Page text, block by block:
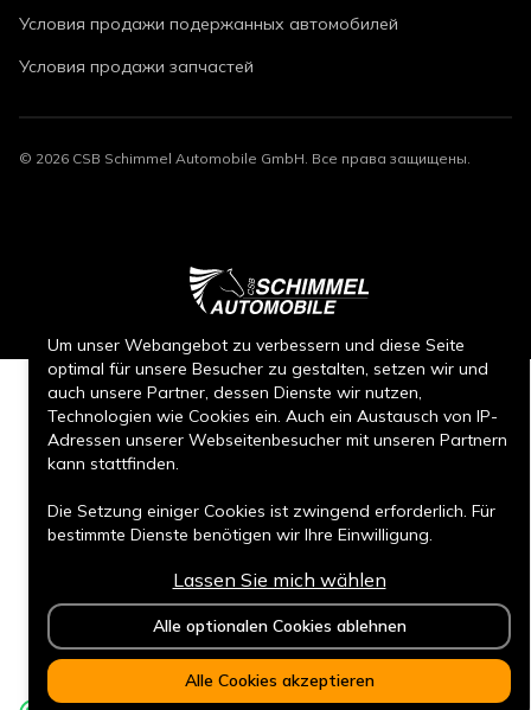
Условия продажи подержанных автомобилей
Условия продажи запчастей
© 2026 CSB Schimmel Automobile GmbH. Все права защищены.
Um unser Webangebot zu verbessern und diese Seite
optimal für unsere Besucher zu gestalten, setzen wir und
auch unsere Partner, dessen Dienste wir nutzen,
Technologien wie Cookies ein. Auch ein Austausch von IP-
Adressen unserer Webseitenbesucher mit unseren Partnern
kann stattfinden.
Die Setzung einiger Cookies ist zwingend erforderlich. Für
bestimmte Dienste benötigen wir Ihre Einwilligung.
Durch den Klick auf „Alle Cookies akzeptieren“, willigen Sie
(jederzeit für die Zukunft widerruflich) in alle
Datenverarbeitungen (Setzung von Cookies und
Übermittlung der IP-Adresse an Partner) ein.
Durch den Klick „ Alle optionalen Cookies ablehnen“ werden
Lassen Sie mich wählen
Alle optionalen Cookies ablehnen
Alle Cookies akzeptieren